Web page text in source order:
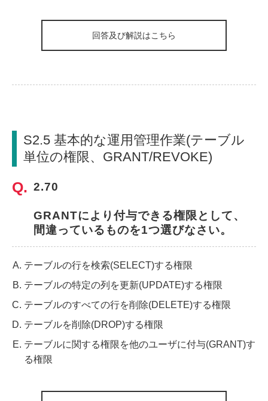
回答及び解説はこちら
S2.5 基本的な運用管理作業(テーブル
単位の権限、GRANT/REVOKE)
2.70
GRANTにより付与できる権限として、
間違っているものを1つ選びなさい。
テーブルの行を検索(SELECT)する権限
テーブルの特定の列を更新(UPDATE)する権限
テーブルのすべての行を削除(DELETE)する権限
テーブルを削除(DROP)する権限
テーブルに関する権限を他のユーザに付与(GRANT)す
る権限